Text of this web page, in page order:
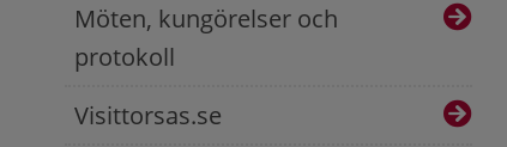
Möten, kungörelser och
protokoll
Visittorsas.se